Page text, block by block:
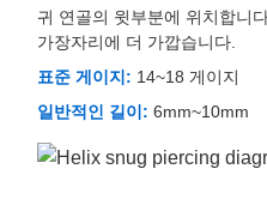
귀 연골의 윗부분에 위치합니
가장자리에 더 가깝습니다.
표준 게이지: 14~18 게이지
일반적인 길이: 6mm~10mm